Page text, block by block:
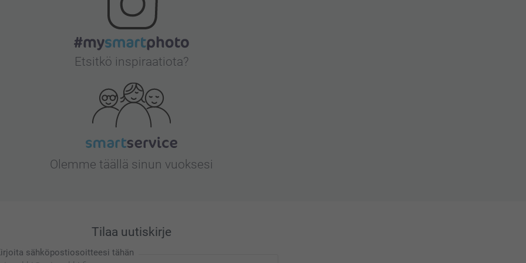
Etsitkö inspiraatiota?
Olemme täällä sinun vuoksesi
Tilaa uutiskirje
sähköpostiosoitteesi tähän